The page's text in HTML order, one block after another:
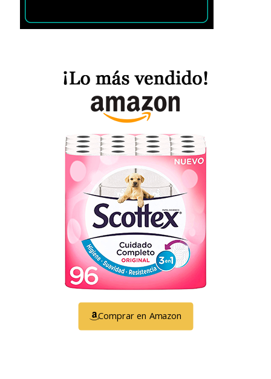
Comprar en Amazon